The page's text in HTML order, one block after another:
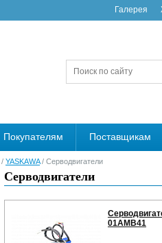
Галерея
Покупателям Поставщикам
/ YASKAWA/ Серводвигатели
Серводвигатели
01AMB41